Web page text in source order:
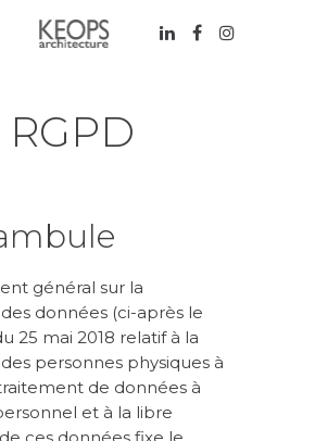
RGPD
général sur la
données (ci-après le
25 mai 2018 relatif à la
personnes physiques à
de données à
et à la libre